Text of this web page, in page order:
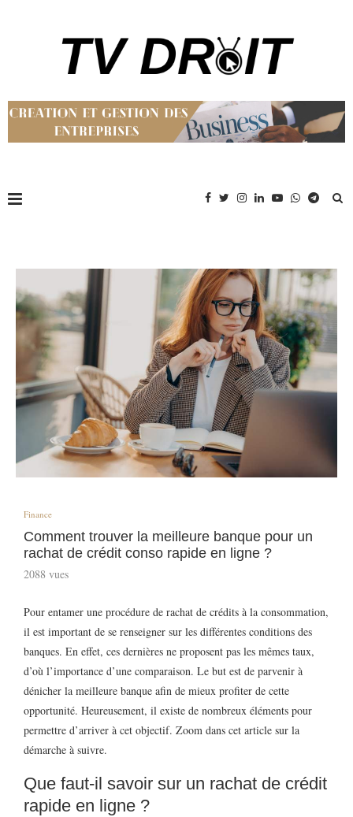
Finance
Comment trouver la meilleure banque pour un
rachat de crédit conso rapide en ligne ?
2088 vues
Pour entamer une procédure de rachat de crédits à la consommation,
il est important de se renseigner sur les différentes conditions des
banques. En effet, ces dernières ne proposent pas les mêmes taux,
d’où l’importance d’une comparaison. Le but est de parvenir à
dénicher la meilleure banque afin de mieux profiter de cette
opportunité. Heureusement, il existe de nombreux éléments pour
permettre d’arriver à cet objectif. Zoom dans cet article sur la
démarche à suivre.
Que faut-il savoir sur un rachat de crédit
rapide en ligne ?